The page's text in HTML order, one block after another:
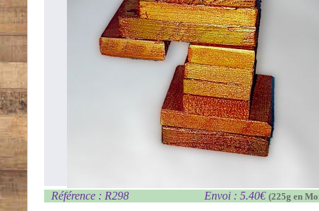
Référence : R298 Envoi : 5.40€ (225g en